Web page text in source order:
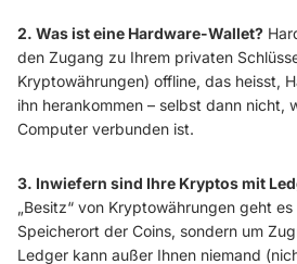
2. Was ist eine Hardware-Wallet?
den Zugang zu Ihrem privaten
Kryptowährungen) offline, das heisst,
ihn herankommen – selbst dann nicht,
Computer verbunden ist.
3. Inwiefern sind Ihre Kryptos mit
„Besitz“ von Kryptowährungen geht
Speicherort der Coins, sondern um
Ledger kann außer Ihnen niemand